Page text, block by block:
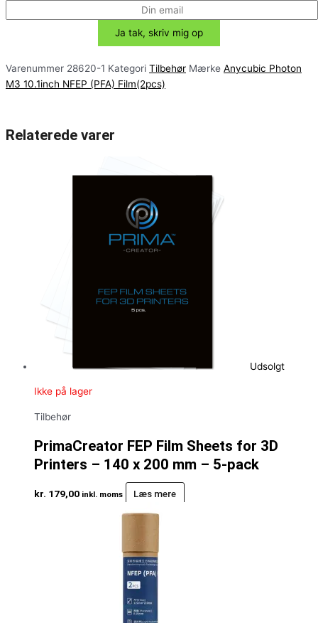
Varenummer 28620-1 Kategori Tilbehør Mærke Anycubic Photon
M3 10.1inch NFEP (PFA) Film(2pcs)
Relaterede varer
Udsolgt
Ikke på lager
Tilbehør
PrimaCreator FEP Film Sheets for 3D
Printers – 140 x 200 mm – 5-pack
kr. 179,00 inkl. moms Læs mere